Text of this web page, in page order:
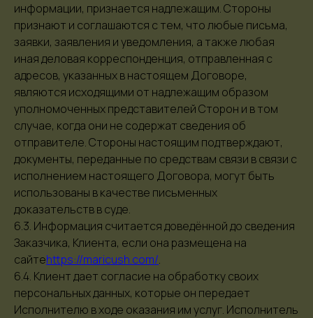
информации, признается надлежащим. Стороны
признают и соглашаются с тем, что любые письма,
заявки, заявления и уведомления, а также любая
иная деловая корреспонденция, отправленная с
адресов, указанных в настоящем Договоре,
являются исходящими от надлежащим образом
уполномоченных представителей Сторон и в том
случае, когда они не содержат сведения об
отправителе. Стороны настоящим подтверждают,
документы, переданные по средствам связи в связи с
исполнением настоящего Договора, могут быть
использованы в качестве письменных
доказательств в суде.
6.3. Информация считается доведённой до сведения
Заказчика, Клиента, если она размещена на
сайтеhttps://maricush.com/.
6.4. Клиент дает согласие на обработку своих
персональных данных, которые он передает
Исполнителю в ходе оказания им услуг. Исполнитель
*принадлежит Meta. Признана экстремистской
организацией и запрещена на территории РФ.